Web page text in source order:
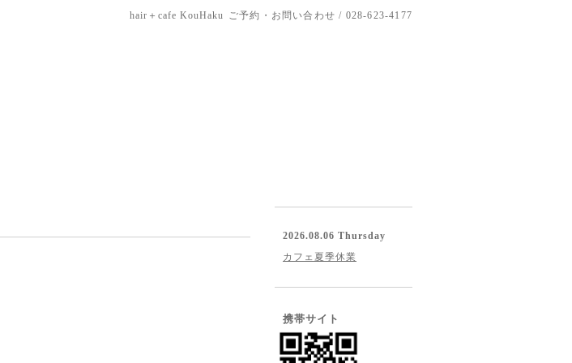
hair＋cafe KouHaku ご予約・お問い合わせ / 028-623-4177
2026.08.06 Thursday
カフェ夏季休業
携帯サイト